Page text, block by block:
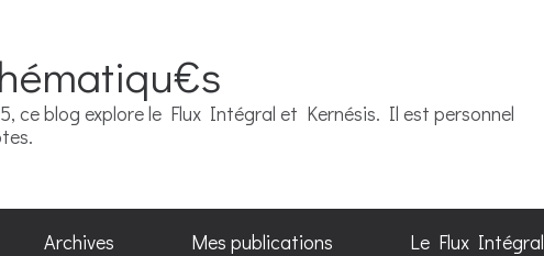
ce blog explore le Flux Intégral et Kernésis. Il est personnel
Archives Mes publications Le Flux Intégral